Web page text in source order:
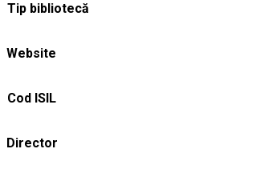
Tip bibliotecă
Website
Cod ISIL
Director